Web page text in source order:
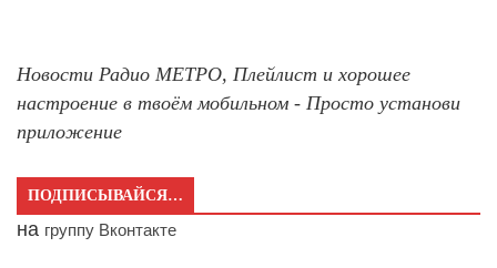
Новости Радио МЕТРО, Плейлист и хорошее
настроение в твоём мобильном - Просто установи
приложение
ПОДПИСЫВАЙСЯ…
на группу Вконтакте